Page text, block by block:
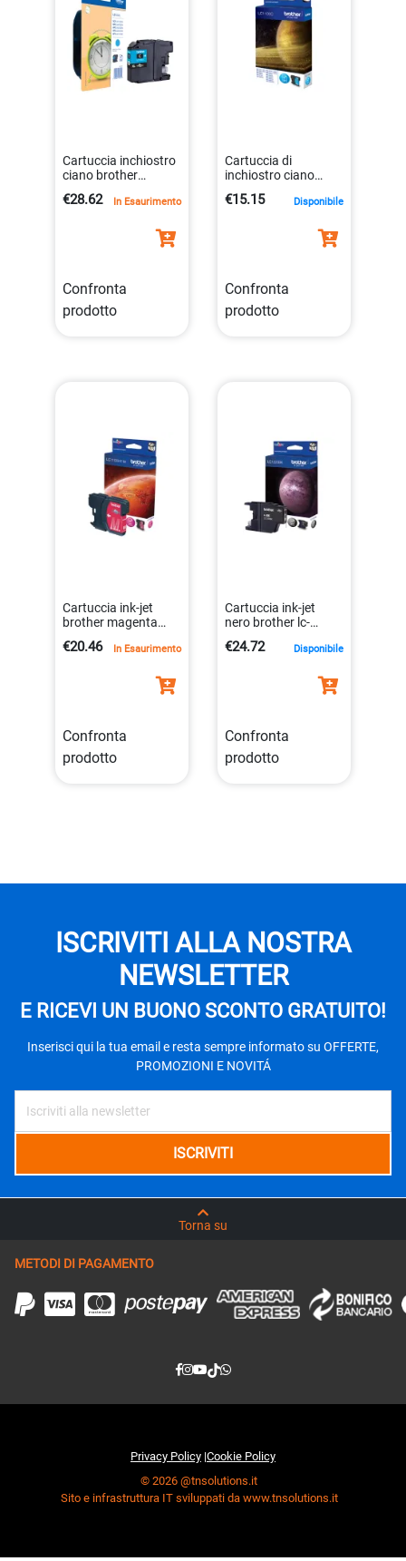
ciano brother
lc125xlc 1200
pagine
4977766713948
€28.62
Confronta
prodotto
inchiostro ciano
originale per
stampanti brother
4977766659710
€15.15
Confronta
prodotto
brother magenta
alta qualità
4977766659871
€20.46
Confronta
prodotto
nero brother lc-
1220bk per
stampante 300
€24.72
Confronta
prodotto
ISCRIVITI ALLA NOSTRA
NEWSLETTER
E RICEVI UN BUONO SCONTO GRATUITO!
PROMOZIONI E NOVITÁ
Torna su
Sito e infrastruttura IT sviluppati da www.tnsolutions.it